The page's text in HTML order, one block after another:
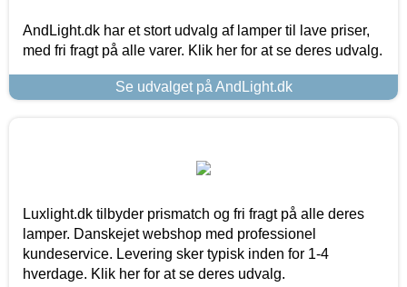
AndLight.dk har et stort udvalg af lamper til lave priser,
med fri fragt på alle varer. Klik her for at se deres udvalg.
Se udvalget på AndLight.dk
Luxlight.dk tilbyder prismatch og fri fragt på alle deres
lamper. Danskejet webshop med professionel
kundeservice. Levering sker typisk inden for 1-4
hverdage. Klik her for at se deres udvalg.